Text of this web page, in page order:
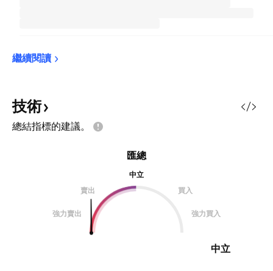
繼續閱讀
技術
總結指標的建議。
匯總
中立
賣出
買入
強力賣出 強力買入
中立